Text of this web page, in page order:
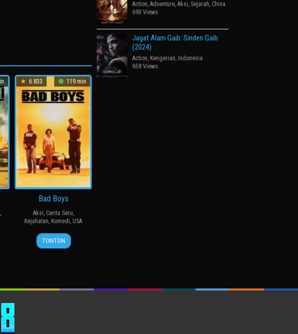
6.833 119 min
Bad Boys
Aksi Cerita Seru
Kejahatan Komedi USA
7
Apr
Michael
Bay
TONTON
Action, Adventure, Aksi, Sejarah, China
693 Views
Jagat Alam Gaib: Sinden Gaib
(2024)
Action, Kengerian, Indonesia
658 Views